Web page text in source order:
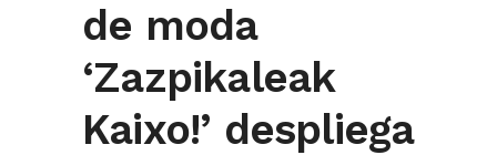
de moda
‘Zazpikaleak
Kaixo!’ despliega